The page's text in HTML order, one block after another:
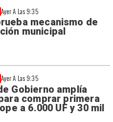
Ayer A Las 9:35
mecanismo de
municipal
Ayer A Las 9:35
Gobierno amplía
comprar primera
a 6.000 UF y 30 mil